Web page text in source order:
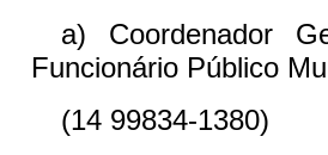
a) Coordenador
Funcionário Público
(14 99834-1380)